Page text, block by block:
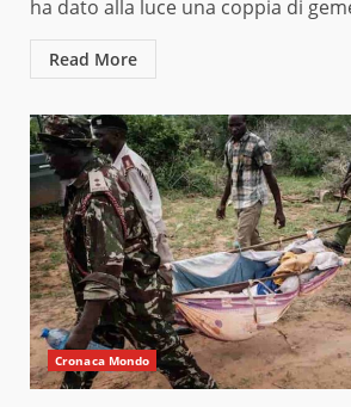
ha dato alla luce una coppia di
Read More
Cronaca Mondo